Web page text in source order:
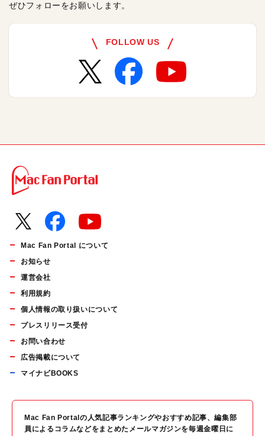
ぜひフォローをお願いします。
FOLLOW US
Mac Fan Portal について
お知らせ
運営会社
利用規約
個人情報の取り扱いについて
プレスリリース受付
お問い合わせ
広告掲載について
マイナビBOOKS
Mac Fan Portalの人気記事ランキングやおすすめ記事、編集部
員によるコラムなどをまとめたメールマガジンを毎週金曜日に